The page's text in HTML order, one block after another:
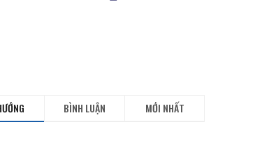
BÌNH LUẬN MỚI NHẤT